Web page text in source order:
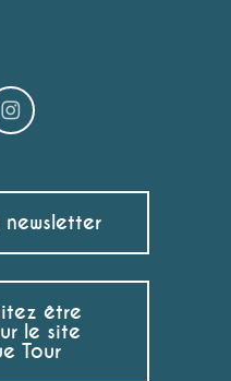
être
le site
Tour